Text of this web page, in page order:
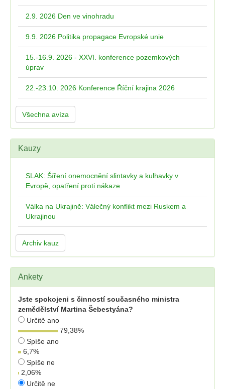
2.9. 2026 Den ve vinohradu
9.9. 2026 Politika propagace Evropské unie
15.-16.9. 2026 - XXVI. konference pozemkových
úprav
22.-23.10. 2026 Konference Říční krajina 2026
Všechna avíza
Kauzy
SLAK: Šíření onemocnění slintavky a kulhavky v
Evropě, opatření proti nákaze
Válka na Ukrajině: Válečný konflikt mezi Ruskem a
Ukrajinou
Archiv kauz
Ankety
Jste spokojeni s činností současného ministra
zemědělství Martina Šebestyána?
Určitě ano
79,38%
Spíše ano
6,7%
Spíše ne
2,06%
Určitě ne